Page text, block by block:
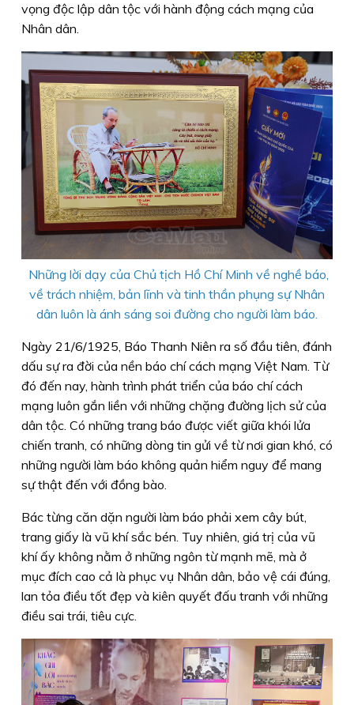
vọng độc lập dân tộc với hành động cách mạng của
Nhân dân.
Những lời dạy của Chủ tịch Hồ Chí Minh về nghề báo,
về trách nhiệm, bản lĩnh và tinh thần phụng sự Nhân
dân luôn là ánh sáng soi đường cho người làm báo.
Ngày 21/6/1925, Báo Thanh Niên ra số đầu tiên, đánh
dấu sự ra đời của nền báo chí cách mạng Việt Nam. Từ
đó đến nay, hành trình phát triển của báo chí cách
mạng luôn gắn liền với những chặng đường lịch sử của
dân tộc. Có những trang báo được viết giữa khói lửa
chiến tranh, có những dòng tin gửi về từ nơi gian khó, có
những người làm báo không quản hiểm nguy để mang
sự thật đến với đồng bào.
Bác từng căn dặn người làm báo phải xem cây bút,
trang giấy là vũ khí sắc bén. Tuy nhiên, giá trị của vũ
khí ấy không nằm ở những ngôn từ mạnh mẽ, mà ở
mục đích cao cả là phục vụ Nhân dân, bảo vệ cái đúng,
lan tỏa điều tốt đẹp và kiên quyết đấu tranh với những
điều sai trái, tiêu cực.